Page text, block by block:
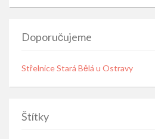
Doporučujeme
Střelnice Stará Bělá u Ostravy
Štítky